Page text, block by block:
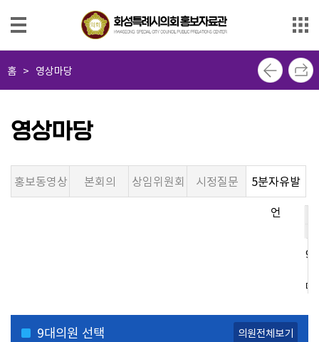
사
진
당
마
홈 > 영상마당
영상마당
홍보동영상 본회의 상임위원회 시정질문
5분자유발
언
제
9
대
8
대
9대의원 선택 의원전체보기